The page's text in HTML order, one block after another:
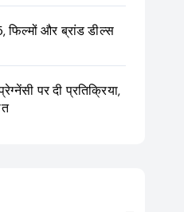
फिल्मों और ब्रांड डील्स
पर दी प्रतिक्रिया,